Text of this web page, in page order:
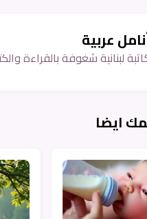
عربية
لبنانية شغوفة بالقراءة
ايضا